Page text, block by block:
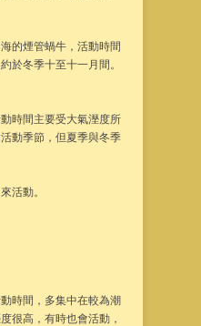
的煙管蝸牛，活動時間
於冬季十至十一月間。
時間主要受大氣溼度所
動季節，但夏季與冬季
活動。
時間，多集中在較為潮
很高，有時也會活動，